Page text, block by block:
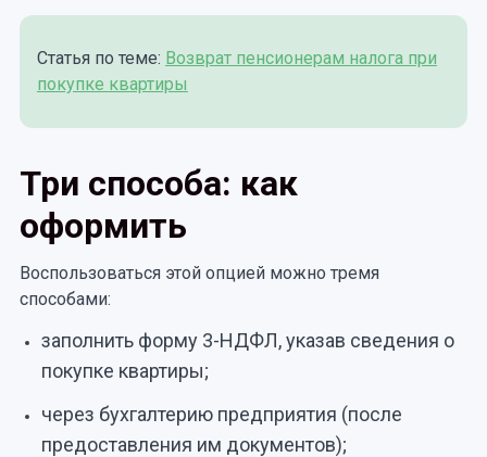
Статья по теме: Возврат пенсионерам налога при
покупке квартиры
Три способа: как
оформить
Воспользоваться этой опцией можно тремя
способами:
заполнить форму 3-НДФЛ, указав сведения о
покупке квартиры;
через бухгалтерию предприятия (после
предоставления им документов);